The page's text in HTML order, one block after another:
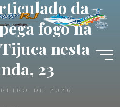
da
fogo na
nesta
23
DE 2026